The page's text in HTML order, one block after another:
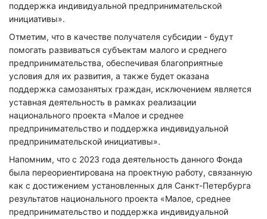
поддержка индивидуальной предпринимательской
инициативы».
Отметим, что в качестве получателя субсидии - будут
помогать развиваться субъектам малого и среднего
предпринимательства, обеспечивая благоприятные
условия для их развития, а также будет оказана
поддержка самозанятых граждан, исключением является
уставная деятельность в рамках реализации
национального проекта «Малое и среднее
предпринимательство и поддержка индивидуальной
предпринимательской инициативы».
Напомним, что с 2023 года деятельность данного Фонда
была переориентирована на проектную работу, связанную
как с достижением установленных для Санкт-Петербурга
результатов национального проекта «Малое, среднее
предпринимательство и поддержка индивидуальной